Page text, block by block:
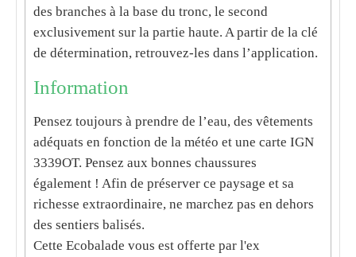
des branches à la base du tronc, le second
exclusivement sur la partie haute. A partir de la clé
de détermination, retrouvez-les dans l’application.
Information
Pensez toujours à prendre de l’eau, des vêtements
adéquats en fonction de la météo et une carte IGN
3339OT. Pensez aux bonnes chaussures
également ! Afin de préserver ce paysage et sa
richesse extraordinaire, ne marchez pas en dehors
des sentiers balisés.
Cette Ecobalade vous est offerte par l'ex